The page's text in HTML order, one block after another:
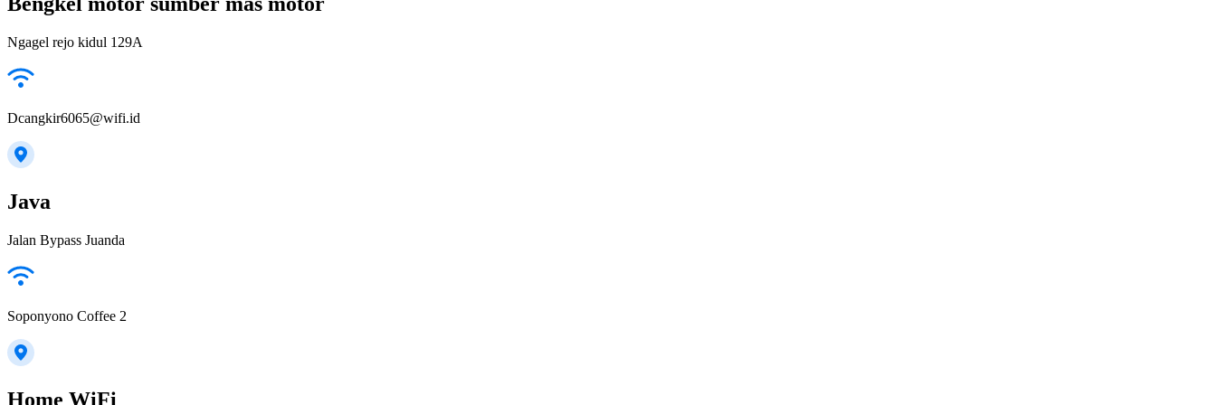
Ngagel rejo kidul 129A
Dcangkir6065@wifi.id
Java
Jalan Bypass Juanda
Soponyono Coffee 2
Home WiFi